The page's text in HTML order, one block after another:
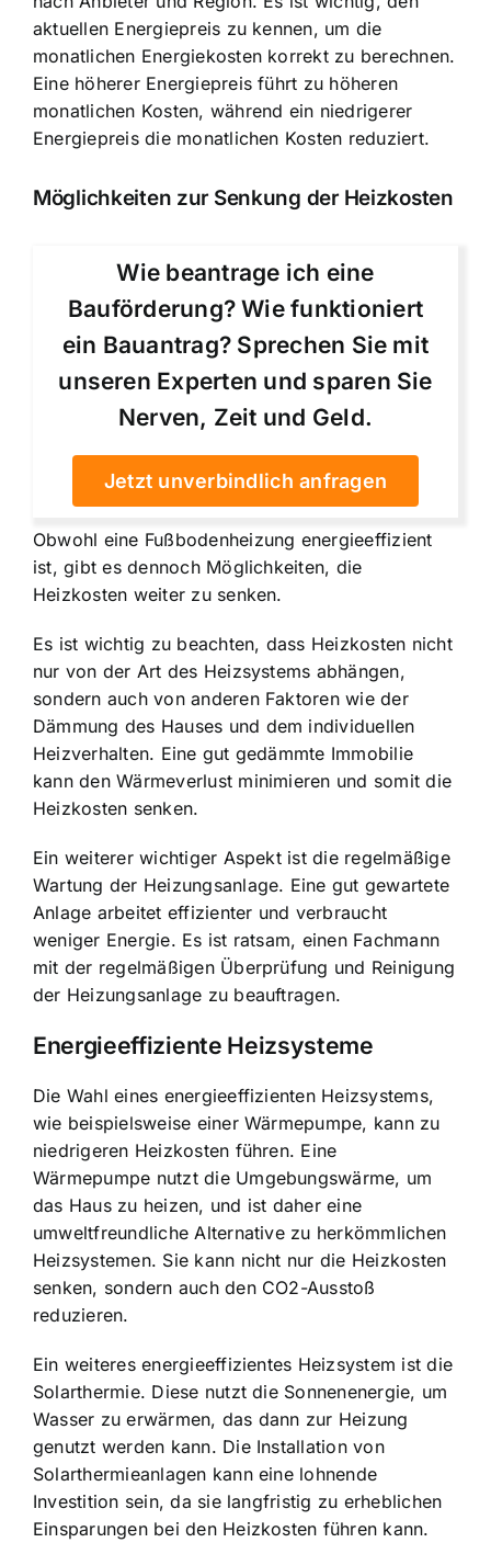
aktuellen Energiepreis zu kennen, um die
monatlichen Energiekosten korrekt zu berechnen.
Eine höherer Energiepreis führt zu höheren
monatlichen Kosten, während ein niedrigerer
Energiepreis die monatlichen Kosten reduziert.
Möglichkeiten zur Senkung der Heizkosten
Wie beantrage ich eine
Bauförderung? Wie funktioniert
ein Bauantrag? Sprechen Sie mit
unseren Experten und sparen Sie
Nerven, Zeit und Geld.
Jetzt unverbindlich anfragen
Obwohl eine Fußbodenheizung energieeffizient
ist, gibt es dennoch Möglichkeiten, die
Heizkosten weiter zu senken.
Es ist wichtig zu beachten, dass Heizkosten nicht
nur von der Art des Heizsystems abhängen,
sondern auch von anderen Faktoren wie der
Dämmung des Hauses und dem individuellen
Heizverhalten. Eine gut gedämmte Immobilie
kann den Wärmeverlust minimieren und somit die
Heizkosten senken.
Ein weiterer wichtiger Aspekt ist die regelmäßige
Wartung der Heizungsanlage. Eine gut gewartete
Anlage arbeitet effizienter und verbraucht
weniger Energie. Es ist ratsam, einen Fachmann
mit der regelmäßigen Überprüfung und Reinigung
der Heizungsanlage zu beauftragen.
Energieeffiziente Heizsysteme
Die Wahl eines energieeffizienten Heizsystems,
wie beispielsweise einer Wärmepumpe, kann zu
niedrigeren Heizkosten führen. Eine
Wärmepumpe nutzt die Umgebungswärme, um
das Haus zu heizen, und ist daher eine
umweltfreundliche Alternative zu herkömmlichen
Heizsystemen. Sie kann nicht nur die Heizkosten
senken, sondern auch den CO2-Ausstoß
reduzieren.
Ein weiteres energieeffizientes Heizsystem ist die
Solarthermie. Diese nutzt die Sonnenenergie, um
Wasser zu erwärmen, das dann zur Heizung
genutzt werden kann. Die Installation von
Solarthermieanlagen kann eine lohnende
Investition sein, da sie langfristig zu erheblichen
Einsparungen bei den Heizkosten führen kann.